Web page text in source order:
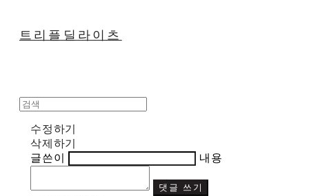
트리플딜라이츠
수정하기
삭제하기
글쓴이
내용
댓글 쓰기